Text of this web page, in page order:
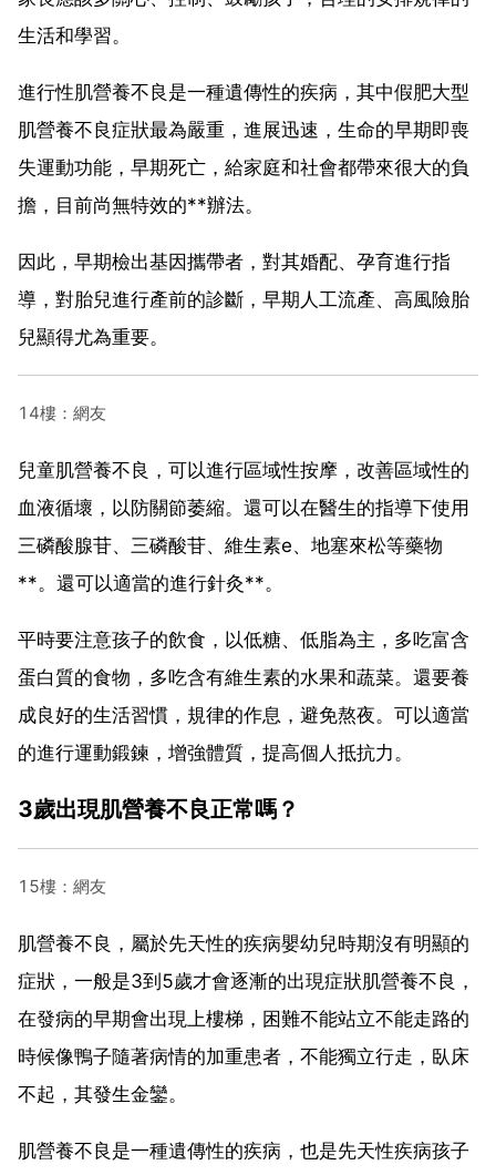
生活和學習。
進行性肌營養不良是一種遺傳性的疾病，其中假肥大型
肌營養不良症狀最為嚴重，進展迅速，生命的早期即喪
失運動功能，早期死亡，給家庭和社會都帶來很大的負
擔，目前尚無特效的**辦法。
因此，早期檢出基因攜帶者，對其婚配、孕育進行指
導，對胎兒進行產前的診斷，早期人工流產、高風險胎
兒顯得尤為重要。
14樓：網友
兒童肌營養不良，可以進行區域性按摩，改善區域性的
血液循壞，以防關節萎縮。還可以在醫生的指導下使用
三磷酸腺苷、三磷酸苷、維生素e、地塞來松等藥物
**。還可以適當的進行針灸**。
平時要注意孩子的飲食，以低糖、低脂為主，多吃富含
蛋白質的食物，多吃含有維生素的水果和蔬菜。還要養
成良好的生活習慣，規律的作息，避免熬夜。可以適當
的進行運動鍛鍊，增強體質，提高個人抵抗力。
3歲出現肌營養不良正常嗎？
15樓：網友
肌營養不良，屬於先天性的疾病嬰幼兒時期沒有明顯的
症狀，一般是3到5歲才會逐漸的出現症狀肌營養不良，
在發病的早期會出現上樓梯，困難不能站立不能走路的
時候像鴨子隨著病情的加重患者，不能獨立行走，臥床
不起，其發生金鑾。
肌營養不良是一種遺傳性的疾病，也是先天性疾病孩子